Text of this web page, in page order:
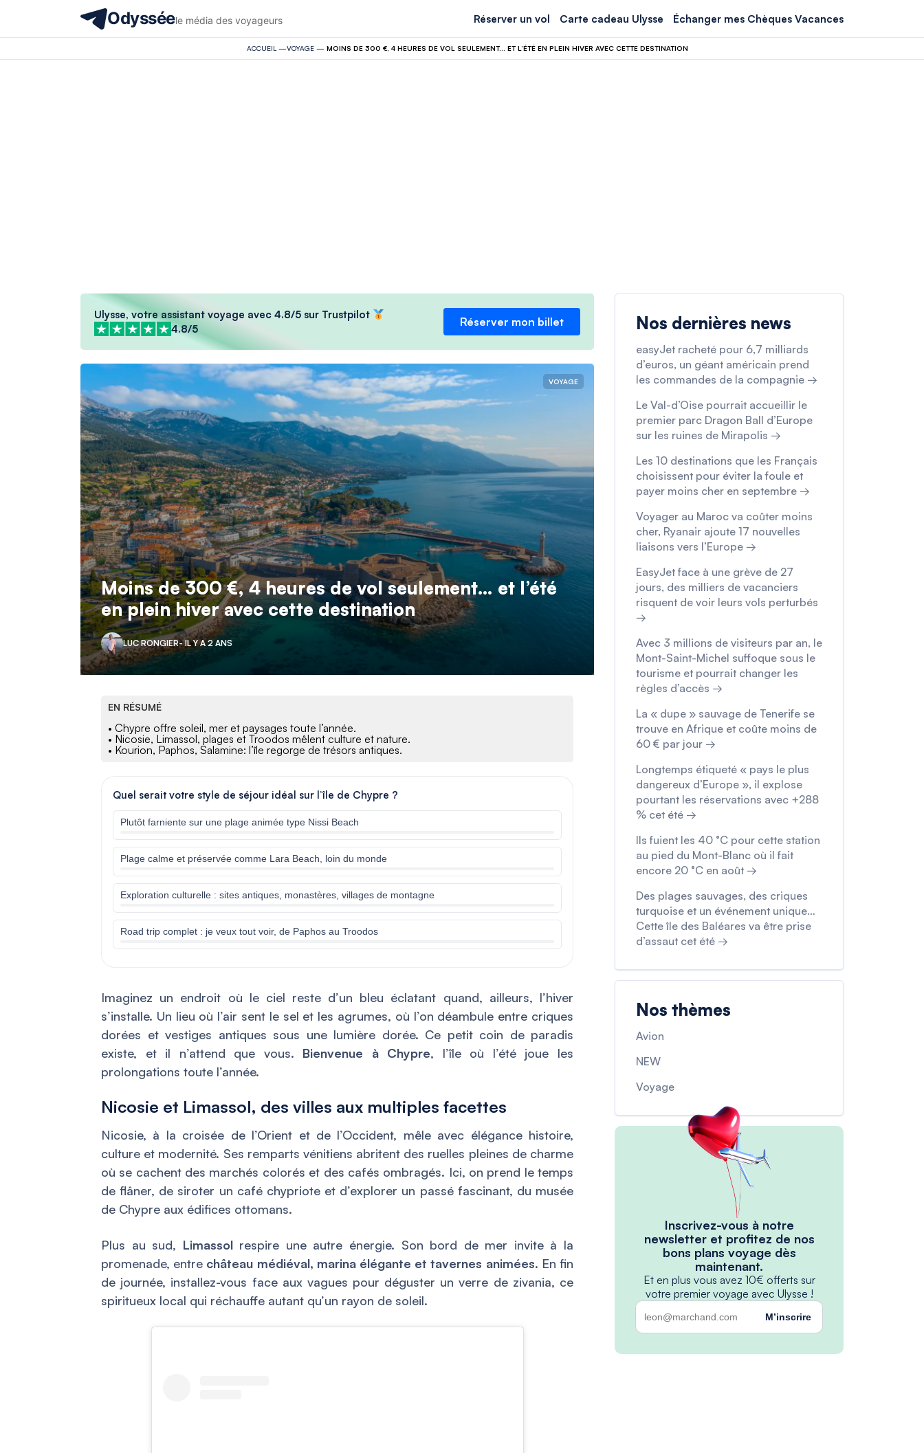
Odysséele média des voyageurs Réserver un vol Carte cadeau Ulysse Échanger mes Chèques Vacances
ACCUEIL —VOYAGE— MOINS DE 300 €, 4 HEURES DE VOL SEULEMENT… ET L’ÉTÉ EN PLEIN HIVER AVEC CETTE DESTINATION
Ulysse, votre assistant voyage avec 4.8/5 sur Trustpilot
4.8/5
Réserver mon billet
VOYAGE
Moins de 300 €, 4 heures de vol seulement… et l’été
en plein hiver avec cette destination
LUC RONGIER- IL Y A 2 ANS
EN RÉSUMÉ
• Chypre offre soleil, mer et paysages toute l’année.
• Nicosie, Limassol, plages et Troodos mêlent culture et nature.
• Kourion, Paphos, Salamine: l’île regorge de trésors antiques.
Quel serait votre style de séjour idéal sur l’île de Chypre ?
Plutôt farniente sur une plage animée type Nissi Beach
Plage calme et préservée comme Lara Beach, loin du monde
Exploration culturelle : sites antiques, monastères, villages de montagne
Road trip complet : je veux tout voir, de Paphos au Troodos
Imaginez un endroit où le ciel reste d’un bleu éclatant quand, ailleurs, l’hiver
s’installe. Un lieu où l’air sent le sel et les agrumes, où l’on déambule entre criques
dorées et vestiges antiques sous une lumière dorée. Ce petit coin de paradis
existe, et il n’attend que vous. Bienvenue à Chypre, l’île où l’été joue les
prolongations toute l’année.
Nicosie et Limassol, des villes aux multiples facettes
Nicosie, à la croisée de l’Orient et de l’Occident, mêle avec élégance histoire,
culture et modernité. Ses remparts vénitiens abritent des ruelles pleines de charme
où se cachent des marchés colorés et des cafés ombragés. Ici, on prend le temps
de flâner, de siroter un café chypriote et d’explorer un passé fascinant, du musée
de Chypre aux édifices ottomans.
Plus au sud, Limassolrespire une autre énergie. Son bord de mer invite à la
promenade, entre château médiéval, marina élégante et tavernes animées. En fin
de journée, installez-vous face aux vagues pour déguster un verre de zivania, ce
spiritueux local qui réchauffe autant qu’un rayon de soleil.
Nos dernières news
easyJet racheté pour 6,7 milliards
d’euros, un géant américain prend
les commandes de la compagnie →
Le Val-d’Oise pourrait accueillir le
premier parc Dragon Ball d’Europe
sur les ruines de Mirapolis →
Les 10 destinations que les Français
choisissent pour éviter la foule et
payer moins cher en septembre →
Voyager au Maroc va coûter moins
cher, Ryanair ajoute 17 nouvelles
liaisons vers l’Europe →
EasyJet face à une grève de 27
jours, des milliers de vacanciers
risquent de voir leurs vols perturbés
→
Avec 3 millions de visiteurs par an, le
Mont-Saint-Michel suffoque sous le
tourisme et pourrait changer les
règles d’accès →
La « dupe » sauvage de Tenerife se
trouve en Afrique et coûte moins de
60 € par jour →
Longtemps étiqueté « pays le plus
dangereux d’Europe », il explose
pourtant les réservations avec +288
% cet été →
Ils fuient les 40 °C pour cette station
au pied du Mont-Blanc où il fait
encore 20 °C en août →
Des plages sauvages, des criques
turquoise et un événement unique…
Cette île des Baléares va être prise
d’assaut cet été →
Nos thèmes
Avion
NEW
Voyage
Inscrivez-vous à notre
newsletter et profitez de nos
bons plans voyage dès
maintenant.
Et en plus vous avez 10€ offerts sur
votre premier voyage avec Ulysse !
M’inscrire